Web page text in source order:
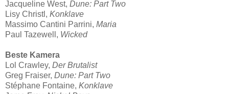
Jacqueline West, Dune: Part Two
Lisy Christl, Konklave
Massimo Cantini Parrini, Maria
Paul Tazewell, Wicked
Beste Kamera
Lol Crawley, Der Brutalist
Greg Fraiser, Dune: Part Two
Stéphane Fontaine, Konklave